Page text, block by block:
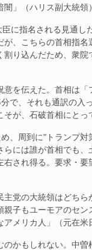
」（ハリス副大統領
に指名される見通し
、こちらの首相指名
り込んだため、衆
を伝えた。首相は
で、それも通訳の入
が、石破首相にとっ
周到に“トランプ対
には誰が首相でも、
され得る。要求・
党の大統領はどち
子もユーモアのセ
メリカ人」（元在米
かもしれない。中曽